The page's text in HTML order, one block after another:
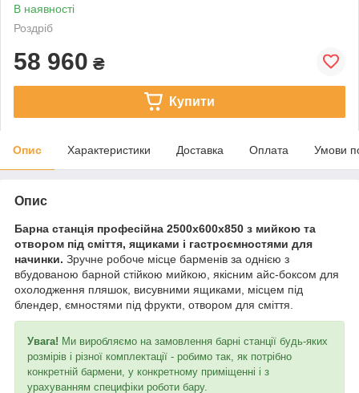
В наявності
Роздріб
58 960 ₴
Купити
Опис Характеристики Доставка Оплата Умови
Опис
Барна станція професійна 2500х600х850 з мийкою та
отвором під сміття, ящиками і гастроємностями для
начинки. Зручне робоче місце барменів за однією з
вбудованою барной стійкою мийкою, якісним айс-боксом для
охолодження пляшок, висувними ящиками, місцем під
блендер, ємностями під фрукти, отвором для сміття.
Увага! Ми виробляємо на замовлення барні станції будь-яких
розмірів і різної комплектації - робимо так, як потрібно
конкретній бармени, у конкретному приміщенні і з
урахуванням специфіки роботи бару.